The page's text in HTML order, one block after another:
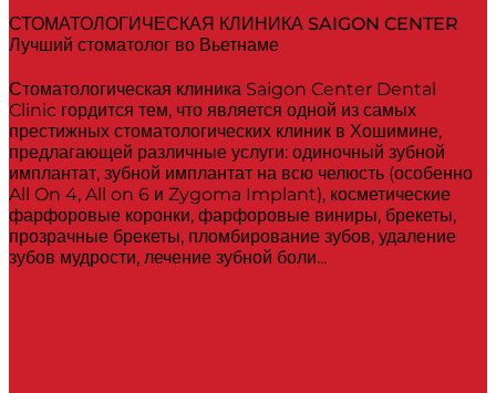
СТОМАТОЛОГИЧЕСКАЯ КЛИНИКА SAIGON CENTER
Лучший стоматолог во Вьетнаме
Стоматологическая клиника Saigon Center Dental
Clinic гордится тем, что является одной из самых
престижных стоматологических клиник в Хошимине,
предлагающей различные услуги: одиночный зубной
имплантат, зубной имплантат на всю челюсть (особенно
All On 4, All on 6 и Zygoma Implant), косметические
фарфоровые коронки, фарфоровые виниры, брекеты,
прозрачные брекеты, пломбирование зубов, удаление
зубов мудрости, лечение зубной боли...